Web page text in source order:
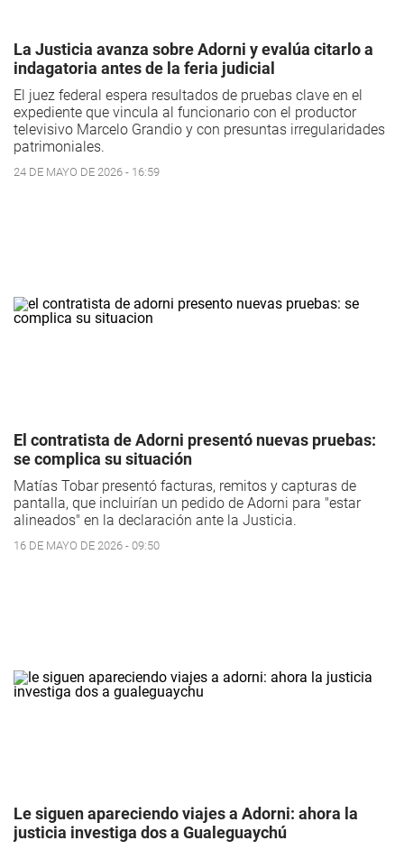
La Justicia avanza sobre Adorni y evalúa citarlo a
indagatoria antes de la feria judicial
El juez federal espera resultados de pruebas clave en el
expediente que vincula al funcionario con el productor
televisivo Marcelo Grandio y con presuntas irregularidades
patrimoniales.
24 DE MAYO DE 2026 - 16:59
El contratista de Adorni presentó nuevas pruebas:
se complica su situación
Matías Tobar presentó facturas, remitos y capturas de
pantalla, que incluirían un pedido de Adorni para "estar
alineados" en la declaración ante la Justicia.
16 DE MAYO DE 2026 - 09:50
Le siguen apareciendo viajes a Adorni: ahora la
justicia investiga dos a Gualeguaychú